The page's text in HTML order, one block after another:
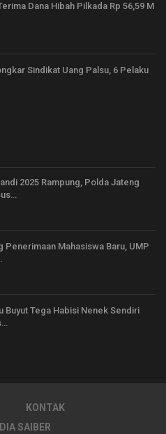
Dana Hibah Pilkada Rp 56,59 M
Sindikat Uang Palsu, 6 Pelaku
2025 Rampung, Polda Jateng
Penerimaan Mahasiswa Baru, UMP
Buyut Tega Habisi Nenek Sendiri
KONTAK
SAIBER